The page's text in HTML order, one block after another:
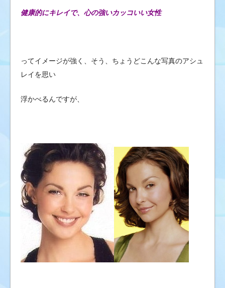
健康的にキレイで、心の強いカッコいい女性
ってイメージが強く、そう、ちょうどこんな写真のアシュ
レイを思い
浮かべるんですが、